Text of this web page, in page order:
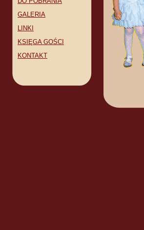
GALERIA
LINKI
KSIĘGA GOŚCI
KONTAKT